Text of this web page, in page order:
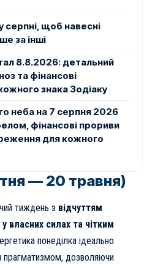
серпні, щоб навесні
за інші
8.8.2026: детальний
та фінансові
знака Зодіаку
неба на 7 серпня 2026
фінансові прориви
для кожного
— 20 травня)
тиждень з відчуттям
власних силах та чітким
понеділка ідеально
дозволяючи